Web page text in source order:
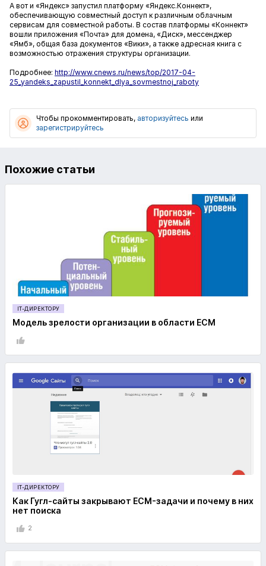
А вот и «Яндекс» запустил платформу «Яндекс.Коннект»,
обеспечивающую совместный доступ к различным облачным
сервисам для совместной работы. В состав платформы «Коннект»
вошли приложения «Почта» для домена, «Диск», мессенджер
«Ямб», общая база документов «Вики», а также адресная книга с
возможностью отражения структуры организации.
Подробнее: http://www.cnews.ru/news/top/2017-04-
25_yandeks_zapustil_konnekt_dlya_sovmestnoj_raboty
Чтобы прокомментировать, авторизуйтесь или
зарегистрируйтесь
Похожие статьи
IT-ДИРЕКТОРУ
Модель зрелости организации в области ECM
IT-ДИРЕКТОРУ
Как Гугл-сайты закрывают ECM-задачи и почему в них
нет поиска
2